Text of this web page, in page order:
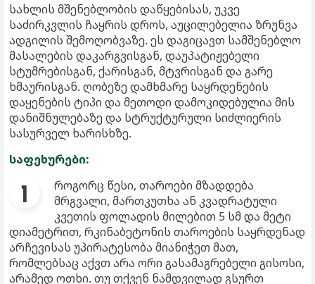
სახლის მშენებლობის დაწყებისას, უკვე
საძირკვლის ჩაყრის დროს, აუცილებელია ზრუნვა
ადგილის შემოღობვაზე. ეს დაგიცავთ სამშენებლო
მასალების დაკარგვისგან, დაუპატიჟებელი
სტუმრებისგან, ქარისგან, მტვრისგან და გარე
ხმაურისგან. ღობეზე დამხმარე საყრდენების
დაყენების ტიპი და მეთოდი დამოკიდებულია მის
დანიშნულებაზე და სტრუქტურული სიძლიერის
სასურველ ხარისხზე.
საფეხურები:
როგორც წესი, თაროები მზადდება
მრგვალი, მართკუთხა ან კვადრატული
კვეთის ფოლადის მილებით 5 სმ და მეტი
დიამეტრით, რკინაბეტონის თაროების საყრდენად
არჩევისას უპირატესობა მიანიჭეთ მათ,
რომლებსაც აქვთ არა ორი გასამაგრებელი გისოსი,
არამედ ოთხი. თუ თქვენ ნამდვილად გსურთ